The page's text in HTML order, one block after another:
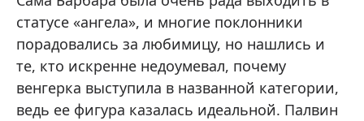
статусе «ангела», и многие поклонники
порадовались за любимицу, но нашлись и
те, кто искренне недоумевал, почему
венгерка выступила в названной категории,
ведь ее фигура казалась идеальной. Палвин